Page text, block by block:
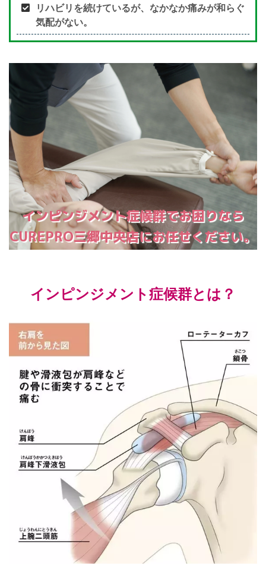
リハビリを続けているが、なかなか痛みが和らぐ
気配がない。
インピンジメント症候群でお困りなら
CUREPRO三郷中央店にお任せください。
インピンジメント症候群とは？